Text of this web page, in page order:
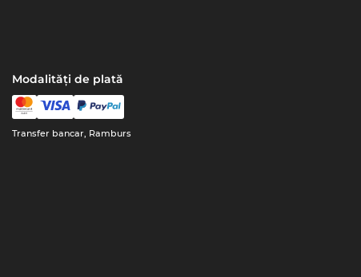
Modalități de plată
Transfer bancar, Ramburs